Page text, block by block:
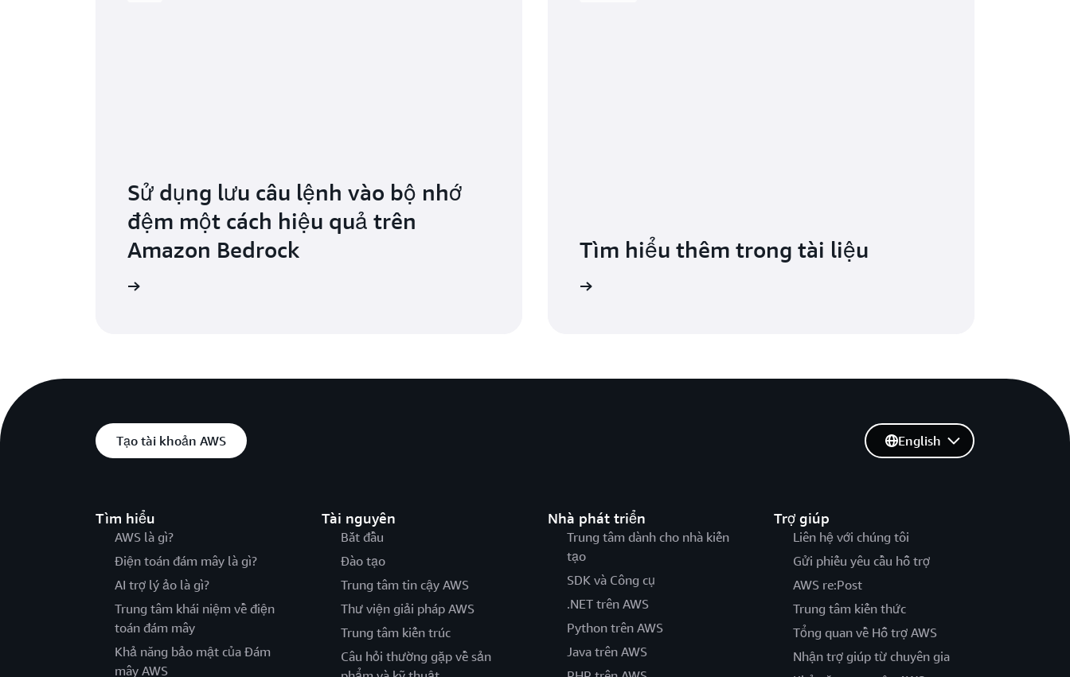
Sử dụng lưu câu lệnh vào bộ nhớ
đệm một cách hiệu quả trên
Amazon Bedrock
Tìm hiểu thêm trong tài liệu
Tạo tài khoản AWS
Tìm hiểu
AWS là gì?
Điện toán đám mây là gì?
AI trợ lý ảo là gì?
Trung tâm khái niệm về điện
toán đám mây
Khả năng bảo mật của Đám
mây AWS
Tài nguyên
Bắt đầu
Đào tạo
Trung tâm tin cậy AWS
Thư viện giải pháp AWS
Trung tâm kiến trúc
Câu hỏi thường gặp về sản
Nhà phát triển
Trung tâm dành cho nhà kiến
tạo
SDK và Công cụ
.NET trên AWS
Python trên AWS
Java trên AWS
Trợ giúp
Liên hệ với chúng tôi
Gửi phiếu yêu cầu hỗ trợ
AWS re:Post
Trung tâm kiến thức
Tổng quan về Hỗ trợ AWS
Nhận trợ giúp từ chuyên gia
English